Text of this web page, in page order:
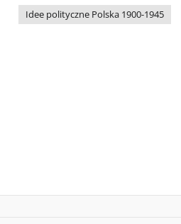
Idee polityczne Polska 1900-1945